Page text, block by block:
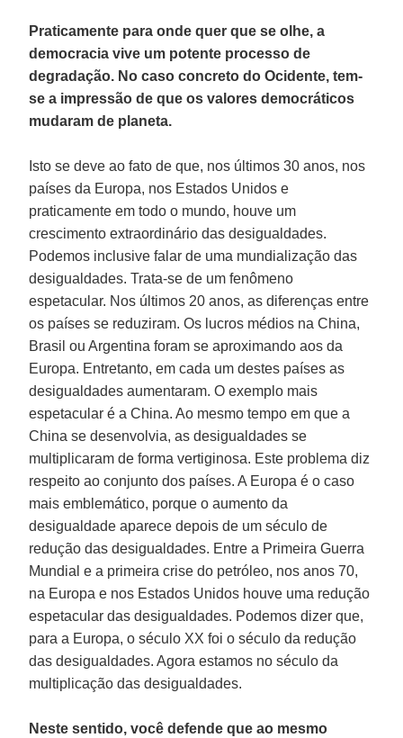
Praticamente para onde quer que se olhe, a
democracia vive um potente processo de
degradação. No caso concreto do Ocidente, tem-
se a impressão de que os valores democráticos
mudaram de planeta.
Isto se deve ao fato de que, nos últimos 30 anos, nos
países da Europa, nos Estados Unidos e
praticamente em todo o mundo, houve um
crescimento extraordinário das desigualdades.
Podemos inclusive falar de uma mundialização das
desigualdades. Trata-se de um fenômeno
espetacular. Nos últimos 20 anos, as diferenças entre
os países se reduziram. Os lucros médios na China,
Brasil ou Argentina foram se aproximando aos da
Europa. Entretanto, em cada um destes países as
desigualdades aumentaram. O exemplo mais
espetacular é a China. Ao mesmo tempo em que a
China se desenvolvia, as desigualdades se
multiplicaram de forma vertiginosa. Este problema diz
respeito ao conjunto dos países. A Europa é o caso
mais emblemático, porque o aumento da
desigualdade aparece depois de um século de
redução das desigualdades. Entre a Primeira Guerra
Mundial e a primeira crise do petróleo, nos anos 70,
na Europa e nos Estados Unidos houve uma redução
espetacular das desigualdades. Podemos dizer que,
para a Europa, o século XX foi o século da redução
das desigualdades. Agora estamos no século da
multiplicação das desigualdades.
Neste sentido, você defende que ao mesmo